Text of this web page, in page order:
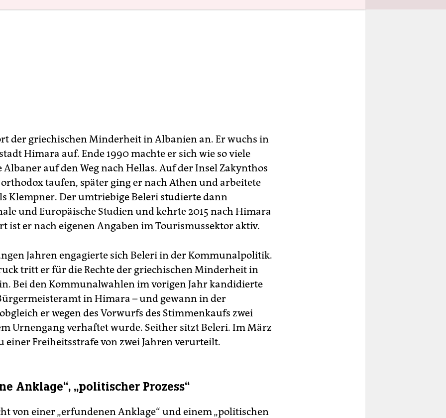
der griechischen Minderheit in Albanien an. Er wuchs in
Himara auf. Ende 1990 machte er sich wie so viele
Albaner auf den Weg nach Hellas. Auf der Insel Zakynthos
taufen, später ging er nach Athen und arbeitete
Klempner. Der umtriebige Beleri studierte dann
und Europäische Studien und kehrte 2015 nach Himara
ist er nach eigenen Angaben im Tourismussektor aktiv.
Jahren engagierte sich Beleri in der Kommunalpolitik.
tritt er für die Rechte der griechischen Minderheit in
Bei den Kommunalwahlen im vorigen Jahr kandidierte
in Himara – und gewann in der
er wegen des Vorwurfs des Stimmenkaufs zwei
Urnengang verhaftet wurde. Seither sitzt Beleri. Im März
einer Freiheitsstrafe von zwei Jahren verurteilt.
Anklage“, „politischer Prozess“
von einer „erfundenen Anklage“ und einem „politischen